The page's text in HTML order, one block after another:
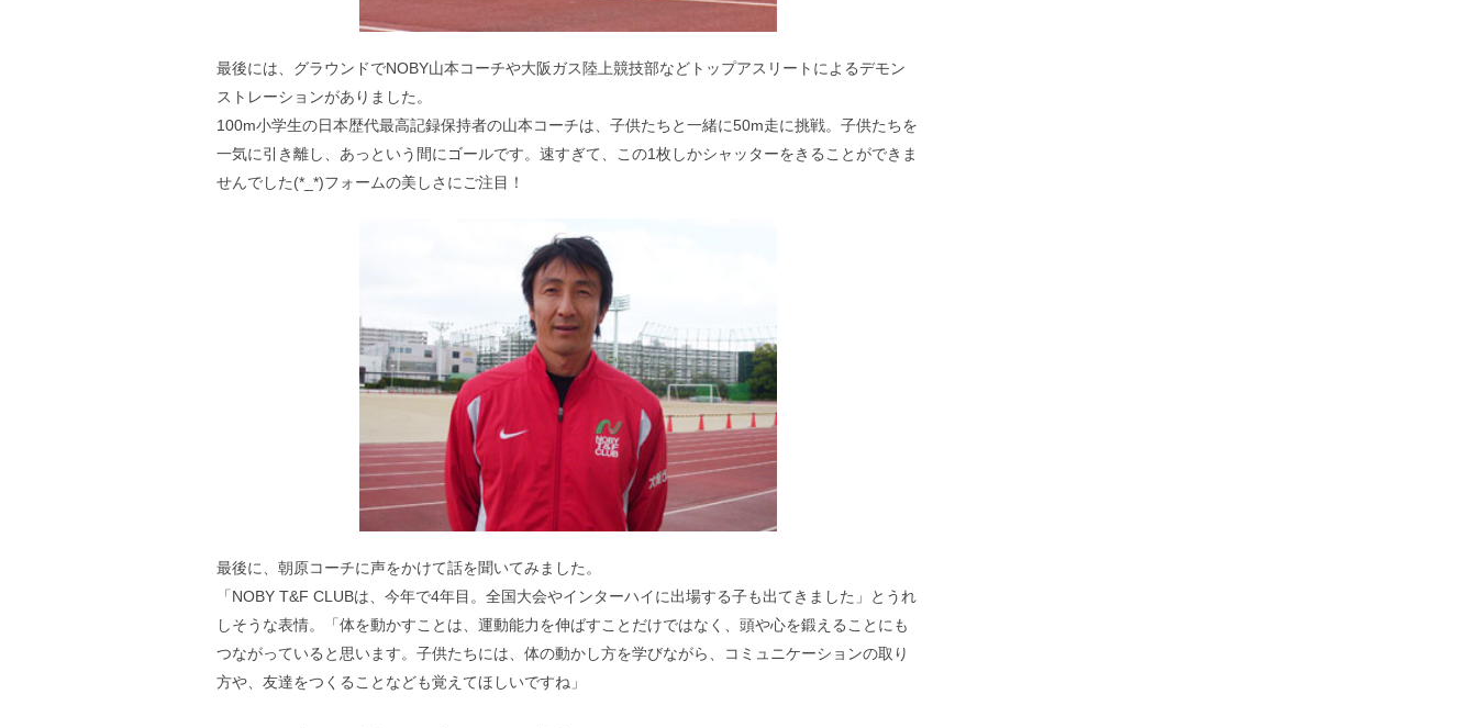
最後には、グラウンドでNOBY山本コーチや大阪ガス陸上競技部などトップアスリートによるデモン
ストレーションがありました。
100m小学生の日本歴代最高記録保持者の山本コーチは、子供たちと一緒に50m走に挑戦。子供たちを
一気に引き離し、あっという間にゴールです。速すぎて、この1枚しかシャッターをきることができま
せんでした(*_*)フォームの美しさにご注目！
最後に、朝原コーチに声をかけて話を聞いてみました。
「NOBY T&F CLUBは、今年で4年目。全国大会やインターハイに出場する子も出てきました」とうれ
しそうな表情。「体を動かすことは、運動能力を伸ばすことだけではなく、頭や心を鍛えることにも
つながっていると思います。子供たちには、体の動かし方を学びながら、コミュニケーションの取り
方や、友達をつくることなども覚えてほしいですね」